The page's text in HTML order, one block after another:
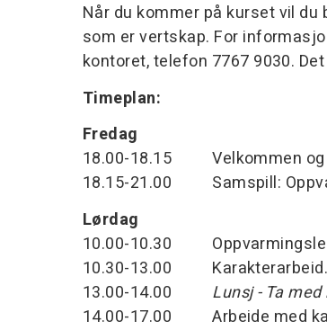
Når du kommer på kurset vil
som er vertskap. For
kontoret, telefon 7767 9030.
Timeplan:
Fredag
18.00-18.15 Velkommen og
18.15-21.00 Samspill:
Lørdag
10.00-10.30
10.30-13.00 Karakterarbeid.
13.00-14.00 Lunsj - Ta
14.00-17.00 Arbeide med